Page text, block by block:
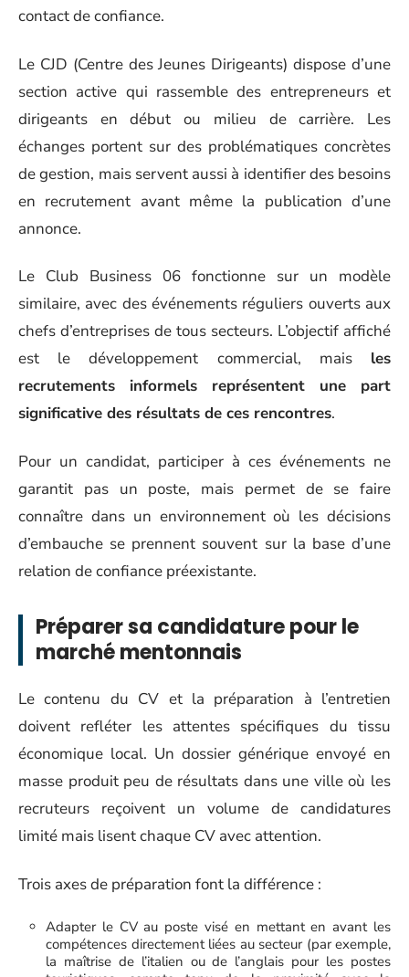
contact de confiance.
Le CJD (Centre des Jeunes Dirigeants) dispose d’une
section active qui rassemble des entrepreneurs et
dirigeants en début ou milieu de carrière. Les
échanges portent sur des problématiques concrètes
de gestion, mais servent aussi à identifier des besoins
en recrutement avant même la publication d’une
annonce.
Le Club Business 06 fonctionne sur un modèle
similaire, avec des événements réguliers ouverts aux
chefs d’entreprises de tous secteurs. L’objectif affiché
est le développement commercial, mais les
recrutements informels représentent une part
significative des résultats de ces rencontres.
Pour un candidat, participer à ces événements ne
garantit pas un poste, mais permet de se faire
connaître dans un environnement où les décisions
d’embauche se prennent souvent sur la base d’une
relation de confiance préexistante.
Préparer sa candidature pour le
marché mentonnais
Le contenu du CV et la préparation à l’entretien
doivent refléter les attentes spécifiques du tissu
économique local. Un dossier générique envoyé en
masse produit peu de résultats dans une ville où les
recruteurs reçoivent un volume de candidatures
limité mais lisent chaque CV avec attention.
Trois axes de préparation font la différence :
Adapter le CV au poste visé en mettant en avant les
compétences directement liées au secteur (par exemple,
la maîtrise de l’italien ou de l’anglais pour les postes